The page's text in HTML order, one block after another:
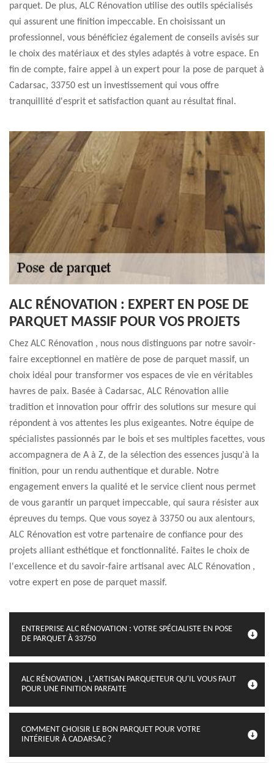
parquet. De plus, ALC Rénovation utilise des outils spécialisés
qui assurent une finition impeccable. En choisissant un
professionnel, vous bénéficiez également de conseils avisés sur
le choix des matériaux et des styles adaptés à votre espace. En
fin de compte, faire appel à un expert pour la pose de parquet à
Cadarsac, 33750 est un investissement qui vous offre
tranquillité d'esprit et satisfaction quant au résultat final.
ALC RÉNOVATION : EXPERT EN POSE DE
PARQUET MASSIF POUR VOS PROJETS
Chez ALC Rénovation , nous nous distinguons par notre savoir-
faire exceptionnel en matière de pose de parquet massif, un
choix idéal pour transformer vos espaces de vie en véritables
havres de paix. Basée à Cadarsac, ALC Rénovation allie
tradition et innovation pour offrir des solutions sur mesure qui
répondent à vos attentes les plus exigeantes. Notre équipe de
spécialistes passionnés par le bois et ses multiples facettes, vous
accompagnera de A à Z, de la sélection des essences jusqu'à la
finition, pour un rendu authentique et durable. Notre
engagement envers la qualité et le service client nous permet
de vous garantir un parquet impeccable, qui saura résister aux
épreuves du temps. Que vous soyez à 33750 ou aux alentours,
ALC Rénovation est votre partenaire de confiance pour des
projets alliant esthétique et fonctionnalité. Faites le choix de
l'excellence et du savoir-faire artisanal avec ALC Rénovation ,
votre expert en pose de parquet massif.
ENTREPRISE ALC RÉNOVATION : VOTRE SPÉCIALISTE EN POSE
DE PARQUET À 33750
ALC RÉNOVATION , L'ARTISAN PARQUETEUR QU'IL VOUS FAUT
POUR UNE FINITION PARFAITE
COMMENT CHOISIR LE BON PARQUET POUR VOTRE
INTÉRIEUR À CADARSAC ?